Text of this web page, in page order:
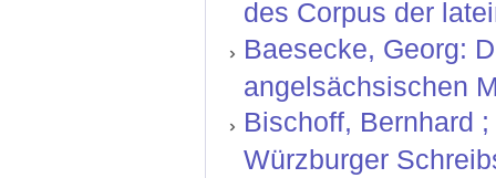
des Corpus der
Baesecke, Georg:
angelsächsischen
Bischoff, Bernhard
Würzburger